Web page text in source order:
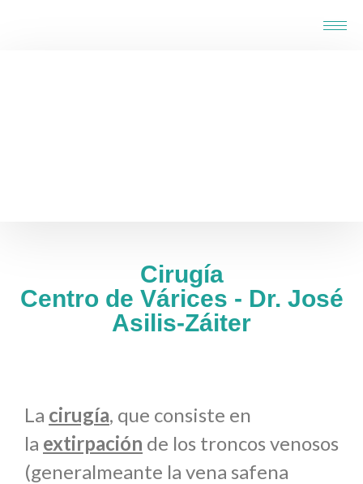
Cirugía
Centro de Várices - Dr. José
Asilis-Záiter
La cirugía, que consiste en
la extirpación de los troncos venosos
(generalmeante la vena safena